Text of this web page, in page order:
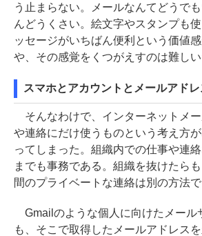
う止まらない。メールなんてどうで
んどうくさい。絵文字やスタンプも
ッセージがいちばん便利という価値
や、その感覚をくつがえすのは難しい
スマホとアカウントとメールアドレ
そんなわけで、インターネットメ
や連絡にだけ使うものという考え方
ってしまった。組織内での仕事や連
までも事務である。組織を抜けたら
間のプライベートな連絡は別の方法で
Gmailのような個人に向けたメール
も、そこで取得したメールアドレス